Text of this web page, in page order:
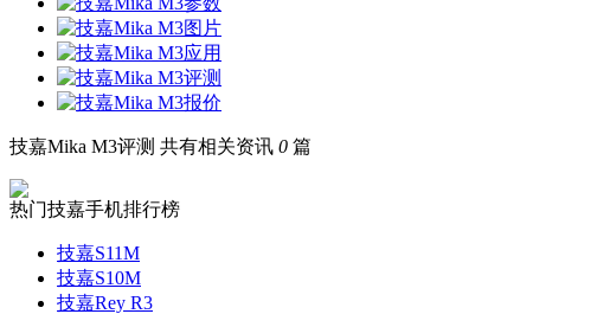
技嘉Mika M3评测 共有相关资讯 0 篇
热门技嘉手机排行榜
技嘉S11M
技嘉S10M
技嘉Rey R3